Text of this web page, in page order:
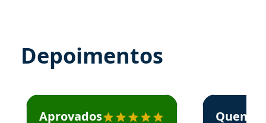
Depoimentos
Estudante José recomenda o Aprova Concursos em
Aprovados
Estudante
Quem